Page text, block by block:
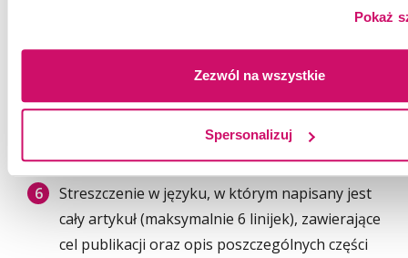
Pokaż
Zezwól na wszystkie
Spersonalizuj
Adres kontaktowy (adres, nr telefonu, adres e-
Tytuł tekstu w języku, w którym napisany jest
cały artykuł
Streszczenie w języku, w którym napisany jest
cały artykuł (maksymalnie 6 linijek), zawierające
cel publikacji oraz opis poszczególnych części